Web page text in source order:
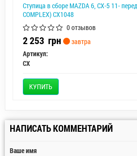
Ступица в сборе MAZDA 6, CX-5 11-
COMPLEX) CX1048
0 отзывов
2 253 грн
завтра
Артикул:
CX
КУПИТЬ
НАПИСАТЬ КОММЕНТАРИЙ
Ваше имя